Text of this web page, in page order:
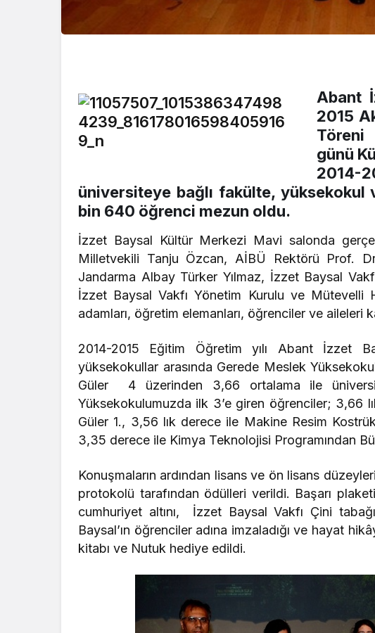
Abant
2015
Töreni
günü
üniversiteye bağlı fakülte, yüksekokul
bin 640 öğrenci mezun oldu.
İzzet Baysal Kültür Merkezi Mavi salonda
Milletvekili Tanju Özcan, AİBÜ Rektörü Prof.
Jandarma Albay Türker Yılmaz, İzzet Baysal
İzzet Baysal Vakfı Yönetim Kurulu ve Mütevelli
adamları, öğretim elemanları, öğrenciler ve aileleri
2014-2015 Eğitim Öğretim yılı Abant İzzet
yüksekokullar arasında Gerede Meslek
Güler 4 üzerinden 3,66 ortalama ile
Yüksekokulumuzda ilk 3’e giren öğrenciler; 3,66
Güler 1., 3,56 lık derece ile Makine Resim
3,35 derece ile Kimya Teknolojisi Programından
Konuşmaların ardından lisans ve ön lisans
protokolü tarafından ödülleri verildi. Başarı
cumhuriyet altını, İzzet Baysal Vakfı Çini
Baysal’ın öğrenciler adına imzaladığı ve hayat
kitabı ve Nutuk hediye edildi.